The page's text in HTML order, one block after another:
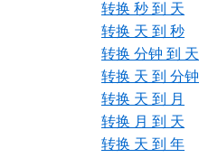
转换 秒 到 天
转换 天 到 秒
转换 分钟 到 天
转换 天 到 分钟
转换 天 到 月
转换 月 到 天
转换 天 到 年